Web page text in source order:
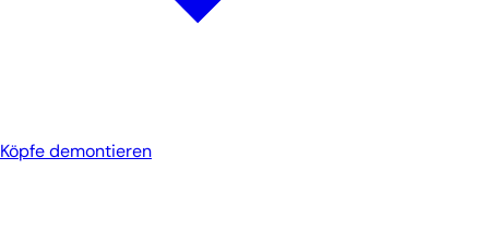
Köpfe demontieren